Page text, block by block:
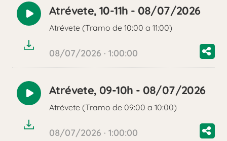
Reproducir
audio
Atrévete, 10-11h - 08/07/2026
Atrévete (Tramo de 10:00 a 11:00)
08/07/2026 · 1:00:00
Reproducir
audio
Atrévete, 09-10h - 08/07/2026
Atrévete (Tramo de 09:00 a 10:00)
08/07/2026 · 1:00:00